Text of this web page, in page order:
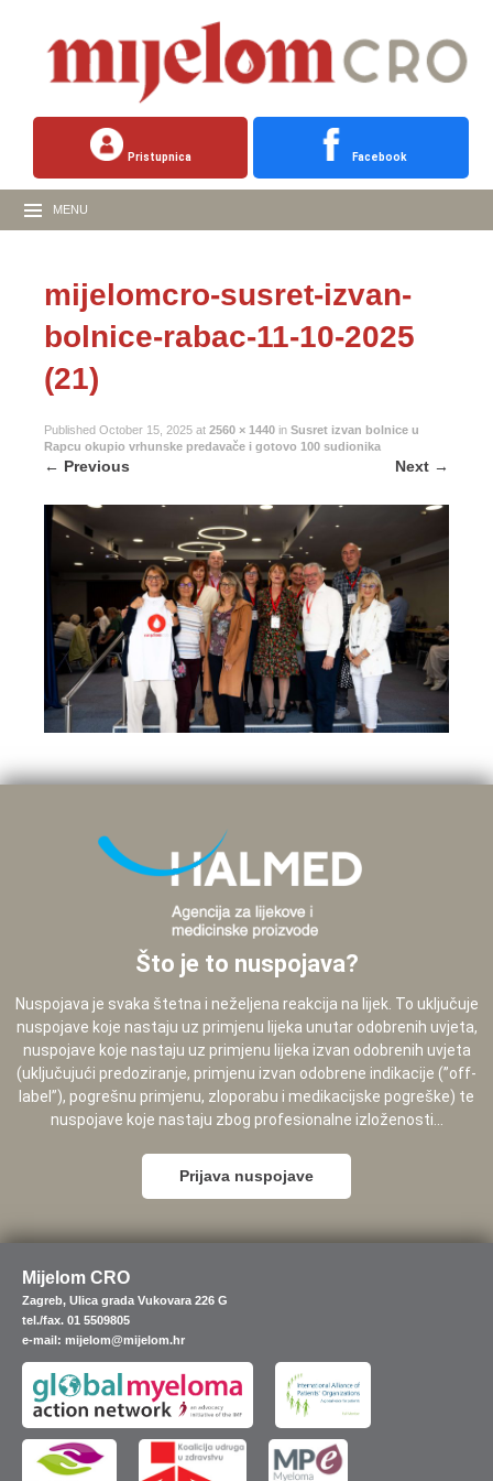
Pristupnica Facebook
MENU
mijelomcro-susret-izvan-
bolnice-rabac-11-10-2025
(21)
Published October 15, 2025 at 2560 × 1440 in Susret izvan bolnice u
Rapcu okupio vrhunske predavače i gotovo 100 sudionika
← Previous Next →
Što je to nuspojava?
Nuspojava je svaka štetna i neželjena reakcija na lijek. To uključuje
nuspojave koje nastaju uz primjenu lijeka unutar odobrenih uvjeta,
nuspojave koje nastaju uz primjenu lijeka izvan odobrenih uvjeta
(uključujući predoziranje, primjenu izvan odobrene indikacije (”off-
label”), pogrešnu primjenu, zloporabu i medikacijske pogreške) te
nuspojave koje nastaju zbog profesionalne izloženosti...
Prijava nuspojave
Mijelom CRO
Zagreb, Ulica grada Vukovara 226 G
tel./fax. 01 5509805
e-mail: mijelom@mijelom.hr